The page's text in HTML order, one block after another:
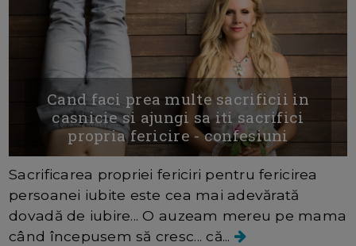
Cand faci prea multe sacrificii in
casnicie si ajungi sa iti sacrifici
propria fericire - confesiuni
Sacrificarea propriei fericiri pentru fericirea
persoanei iubite este cea mai adevărată
dovadă de iubire... O auzeam mereu pe mama
când începusem să cresc... că...